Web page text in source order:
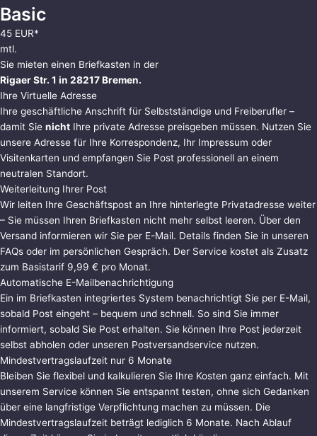
Basic
45 EUR*
mtl.
Sie mieten einen Briefkasten in der
Rigaer Str. 1 in 28217 Bremen.
Ihre Virtuelle Adresse
Ihre geschäftliche Anschrift für Selbstständige und Freiberufler –
damit Sie nicht Ihre private Adresse preisgeben müssen. Nutzen Sie
unsere Adresse für Ihre Korrespondenz, Ihr Impressum oder
Visitenkarten und empfangen Sie Post professionell an einem
neutralen Standort.
Weiterleitung Ihrer Post
Wir leiten Ihre Geschäftspost an Ihre hinterlegte Privatadresse weiter
– Sie müssen Ihren Briefkasten nicht mehr selbst leeren. Über den
Versand informieren wir Sie per E-Mail. Details finden Sie in unseren
FAQs oder im persönlichen Gespräch. Der Service kostet als Zusatz
zum Basistarif 9,99 € pro Monat.
Automatische E-Mailbenachrichtigung
Ein im Briefkasten integriertes System benachrichtigt Sie per E-Mail,
sobald Post eingeht – bequem und schnell. So sind Sie immer
informiert, sobald Sie Post erhalten. Sie können Ihre Post jederzeit
selbst abholen oder unseren Postversandservice nutzen.
Mindestvertragslaufzeit nur 6 Monate
Bleiben Sie flexibel und kalkulieren Sie Ihre Kosten ganz einfach. Mit
unserem Service können Sie entspannt testen, ohne sich Gedanken
über eine langfristige Verpflichtung machen zu müssen. Die
Mindestvertragslaufzeit beträgt lediglich 6 Monate. Nach Ablauf